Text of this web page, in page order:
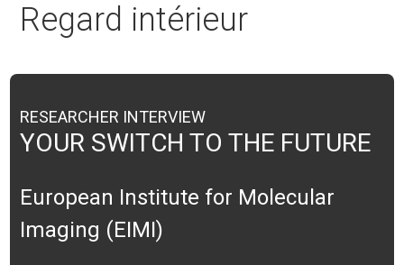
Regard intérieur
RESEARCHER INTERVIEW
YOUR SWITCH TO THE FUTURE
European Institute for Molecular
Imaging (EIMI)